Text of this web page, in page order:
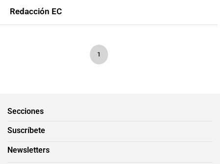
Redacción EC
1
Secciones
Suscríbete
Newsletters